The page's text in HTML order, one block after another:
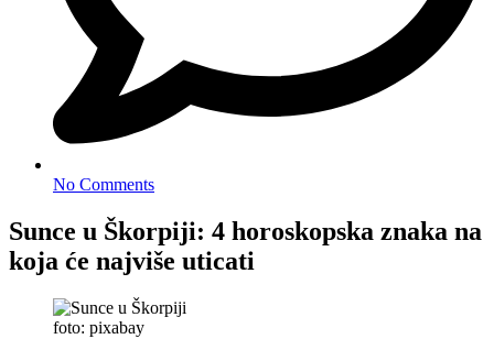
No Comments
Sunce u Škorpiji: 4 horoskopska znaka na
koja će najviše uticati
foto: pixabay